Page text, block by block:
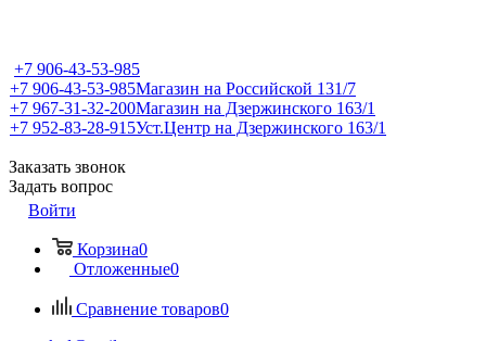
+7 906-43-53-985
+7 906-43-53-985Магазин на Российской 131/7
+7 967-31-32-200Магазин на Дзержинского 163/1
+7 952-83-28-915Уст.Центр на Дзержинского 163/1
Заказать звонок
Задать вопрос
Войти
Корзина0
Отложенные0
Сравнение товаров0